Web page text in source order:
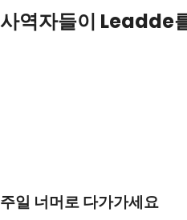
사역자들이 Leadde
주일 너머로 다가가세요